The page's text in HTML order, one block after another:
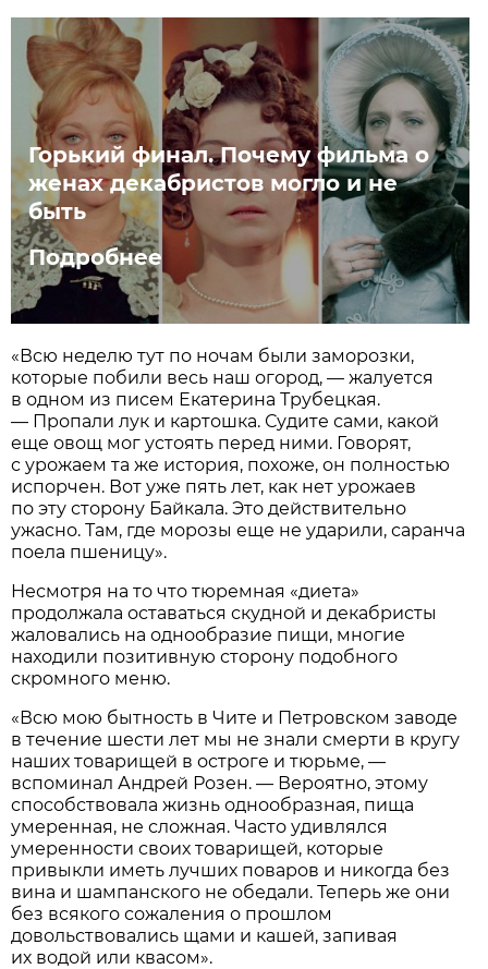
Горький финал. Почему фильма о
женах декабристов могло и не
быть
Подробнее
«Всю неделю тут по ночам были заморозки,
которые побили весь наш огород, — жалуется
в одном из писем Екатерина Трубецкая.
— Пропали лук и картошка. Судите сами, какой
еще овощ мог устоять перед ними. Говорят,
с урожаем та же история, похоже, он полностью
испорчен. Вот уже пять лет, как нет урожаев
по эту сторону Байкала. Это действительно
ужасно. Там, где морозы еще не ударили, саранча
поела пшеницу».
Несмотря на то что тюремная «диета»
продолжала оставаться скудной и декабристы
жаловались на однообразие пищи, многие
находили позитивную сторону подобного
скромного меню.
«Всю мою бытность в Чите и Петровском заводе
в течение шести лет мы не знали смерти в кругу
наших товарищей в остроге и тюрьме, —
вспоминал Андрей Розен. — Вероятно, этому
способствовала жизнь однообразная, пища
умеренная, не сложная. Часто удивлялся
умеренности своих товарищей, которые
привыкли иметь лучших поваров и никогда без
вина и шампанского не обедали. Теперь же они
без всякого сожаления о прошлом
довольствовались щами и кашей, запивая
их водой или квасом».